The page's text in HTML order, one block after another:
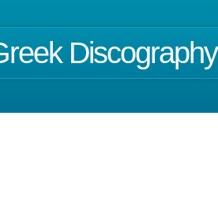
Discography